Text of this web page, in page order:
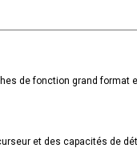
de fonction grand
et des capacités de